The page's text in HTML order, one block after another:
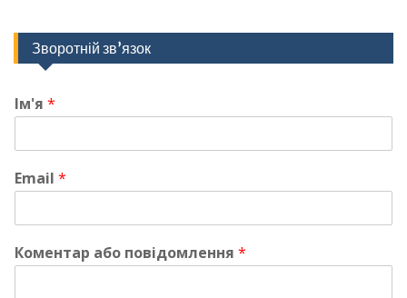
Зворотній зв’язок
Ім'я *
Email *
Коментар або повідомлення *